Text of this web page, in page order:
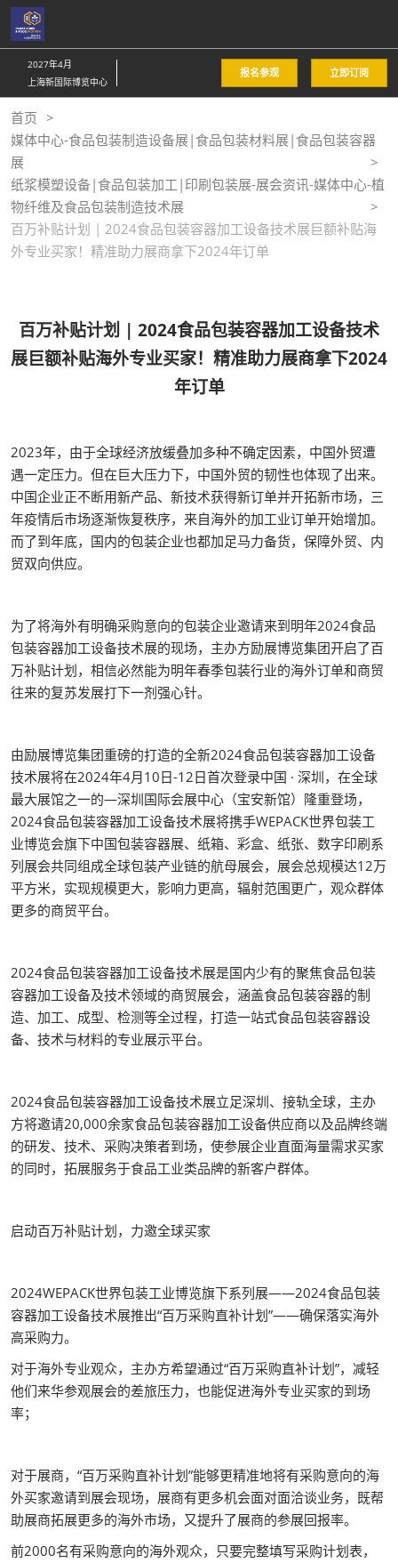
直
接
跳
至
内
容
2027年4月
上海新国际博览中心
报名参观 立即订阅
首页
媒体中心-食品包装制造设备展|食品包装材料展|食品包装容器
展
纸浆模塑设备|食品包装加工|印刷包装展-展会资讯-媒体中心-植
物纤维及食品包装制造技术展
百万补贴计划 | 2024食品包装容器加工设备技术展巨额补贴海
外专业买家！精准助力展商拿下2024年订单
百万补贴计划 | 2024食品包装容器加工设备技术
展巨额补贴海外专业买家！精准助力展商拿下2024
年订单
2023年，由于全球经济放缓叠加多种不确定因素，中国外贸遭
遇一定压力。但在巨大压力下，中国外贸的韧性也体现了出来。
中国企业正不断用新产品、新技术获得新订单并开拓新市场，三
年疫情后市场逐渐恢复秩序，来自海外的加工业订单开始增加。
而了到年底，国内的包装企业也都加足马力备货，保障外贸、内
贸双向供应。
为了将海外有明确采购意向的包装企业邀请来到明年2024食品
包装容器加工设备技术展的现场，主办方励展博览集团开启了百
万补贴计划，相信必然能为明年春季包装行业的海外订单和商贸
往来的复苏发展打下一剂强心针。
由励展博览集团重磅的打造的全新2024食品包装容器加工设备
技术展将在2024年4月10日-12日首次登录中国 · 深圳，在全球
最大展馆之一的—深圳国际会展中心（宝安新馆）隆重登场，
2024食品包装容器加工设备技术展将携手WEPACK世界包装工
业博览会旗下中国包装容器展、纸箱、彩盒、纸张、数字印刷系
列展会共同组成全球包装产业链的航母展会，展会总规模达12万
平方米，实现规模更大，影响力更高，辐射范围更广，观众群体
更多的商贸平台。
2024食品包装容器加工设备技术展是国内少有的聚焦食品包装
容器加工设备及技术领域的商贸展会，涵盖食品包装容器的制
造、加工、成型、检测等全过程，打造一站式食品包装容器设
备、技术与材料的专业展示平台。
2024食品包装容器加工设备技术展立足深圳、接轨全球，主办
方将邀请20,000余家食品包装容器加工设备供应商以及品牌终端
的研发、技术、采购决策者到场，使参展企业直面海量需求买家
的同时，拓展服务于食品工业类品牌的新客户群体。
启动百万补贴计划，力邀全球买家
2024WEPACK世界包装工业博览旗下系列展——2024食品包装
容器加工设备技术展推出“百万采购直补计划”——确保落实海外
高采购力。
对于海外专业观众，主办方希望通过“百万采购直补计划”，减轻
他们来华参观展会的差旅压力，也能促进海外专业买家的到场
率；
对于展商，“百万采购直补计划”能够更精准地将有采购意向的海
外买家邀请到展会现场，展商有更多机会面对面洽谈业务，既帮
助展商拓展更多的海外市场，又提升了展商的参展回报率。
前2000名有采购意向的海外观众，只要完整填写采购计划表，